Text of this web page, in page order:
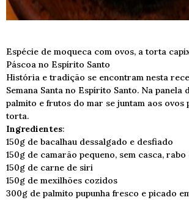
Espécie de moqueca com ovos, a torta
Páscoa no Espírito Santo
História e tradição se encontram nesta
Semana Santa no Espírito Santo. Na panela
palmito e frutos do mar se juntam aos
torta.
Ingredientes:
150g de bacalhau dessalgado e desfiado
150g de camarão pequeno, sem casca, rabo
150g de carne de siri
150g de mexilhões cozidos
300g de palmito pupunha fresco e picado